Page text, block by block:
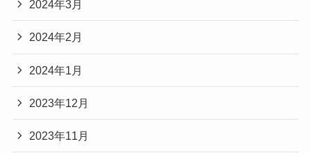
2024年3月
2024年2月
2024年1月
2023年12月
2023年11月